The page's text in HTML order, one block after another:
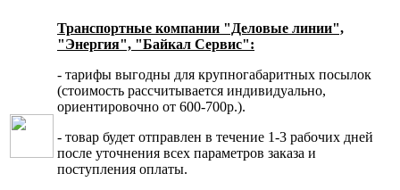
Транспортные компании "Деловые линии",
"Энергия", "Байкал Сервис":
- тарифы выгодны для крупногабаритных посылок
(стоимость рассчитывается индивидуально,
ориентировочно от 600-700р.).
- товар будет отправлен в течение 1-3 рабочих дней
после уточнения всех параметров заказа и
поступления оплаты.